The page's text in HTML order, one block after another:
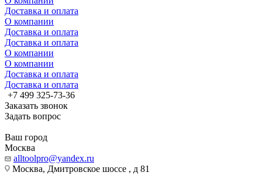
Доставка и оплата
О компании
Доставка и оплата
Доставка и оплата
О компании
О компании
Доставка и оплата
Доставка и оплата
+7 499 325-73-36
Заказать звонок
Задать вопрос
Ваш город
Москва
alltoolpro@yandex.ru
Москва, Дмитровское шоссе , д 81